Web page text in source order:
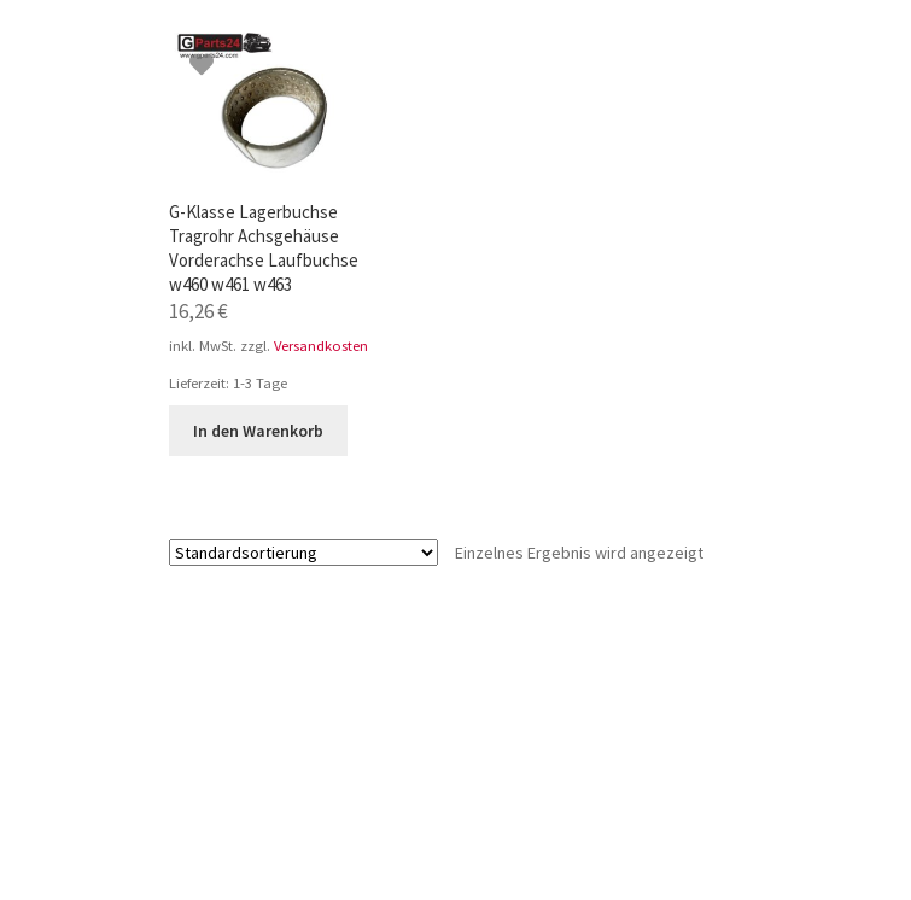
TOP-Seller: G-Klasse Trittbretter schwarz für den w463
Impressum
G-Klasse Lagerbuchse
Tragrohr Achsgehäuse
Vorderachse Laufbuchse
w460 w461 w463
16,26€
inkl. MwSt. zzgl.Versandkosten
Lieferzeit: 1-3 Tage
In den Warenkorb
Einzelnes Ergebnis wird angezeigt